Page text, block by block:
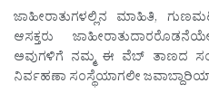
ಜಾಹೀರಾತುಗಳಲ್ಲಿನ ಮಾಹಿತಿ,
ಆಸಕ್ತರು
ಅವುಗಳಿಗೆ ನಮ್ಮ ಈ ವೆಬ್ ತಾಣದ
ನಿರ್ವಹಣಾ ಸಂಸ್ಥೆಯಾಗಲೀ